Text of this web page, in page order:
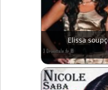
Elissa